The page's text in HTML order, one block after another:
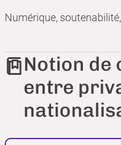
Notion de
entre